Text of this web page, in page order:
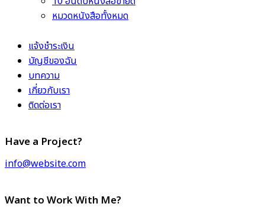
หมวดหนังสือทั้งหมด
แจ้งชำระเงิน
บัญชีของฉัน
บทความ
เกี่ยวกับเรา
ติดต่อเรา
Have a Project?
info@website.com
Want to Work With Me?